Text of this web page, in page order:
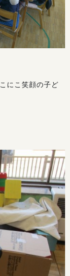
にこ笑顔の子ど